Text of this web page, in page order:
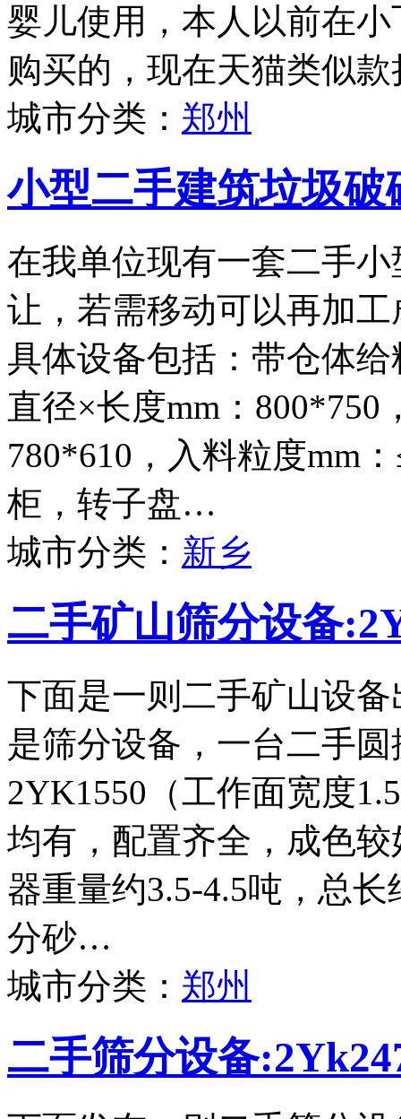
婴儿使用，本人以前在
购买的，现在天猫类似
城市分类： 郑州
小型二手建筑垃圾破
在我单位现有一套二手
让，若需移动可以再加
具体设备包括：带仓体
直径×长度mm：
780*610，入料粒度mm
柜，转子盘…
城市分类： 新乡
二手矿山筛分设备
下面是一则二手矿山设
是筛分设备，一台二手
2YK1550（工作面宽度
均有，配置齐全，成色
器重量约3.5-4.5吨，总
分砂…
城市分类： 郑州
二手筛分设备